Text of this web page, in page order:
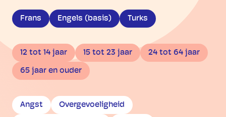
Frans Engels (basis) Turks
12 tot 14 jaar 15 tot 23 jaar 24 tot 64 jaar
65 jaar en ouder
Angst Overgevoeligheid